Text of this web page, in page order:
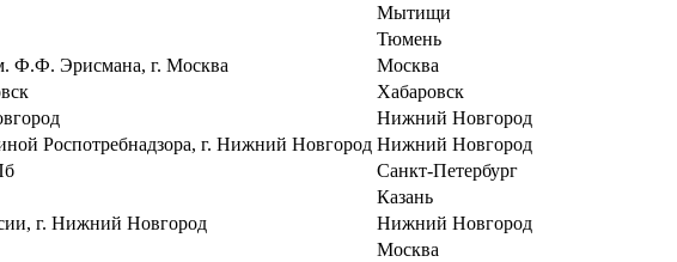
Мытищи
Тюмень
Ф.Ф. Эрисмана, г. Москва
Москва
Хабаровск
Нижний Новгород
Роспотребнадзора, г. Нижний Новгород Нижний Новгород
Санкт-Петербург
Казань
г. Нижний Новгород
Нижний Новгород
Москва